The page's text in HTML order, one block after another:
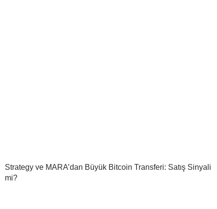
Strategy ve MARA’dan Büyük Bitcoin Transferi: Satış Sinyali
mi?